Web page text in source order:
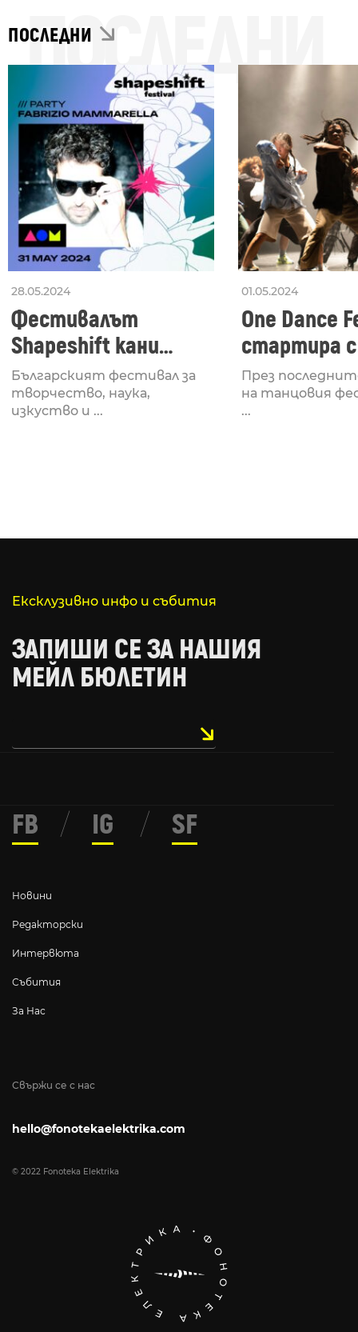
ПОСЛЕДНИ
ПОСЛЕДНИ
28.05.2024
Фестивалът
Shapeshift кани
Fabrizio Mammarella
за откриването си
Българският фестивал за
творчество, наука,
изкуство и ...
01.05.2024
One Dance
стартира
Lucid,
рейв
През
на танцовия
...
Ексклузивно инфо и събития
ЗАПИШИ СЕ ЗА НАШИЯ
МЕЙЛ БЮЛЕТИН
Свържи се с нас
hello@fonotekaelektrika.com
© 2022 Fonoteka Elektrika
Новини
Редакторски
Интервюта
Събития
За Нас
FB / IG / SF